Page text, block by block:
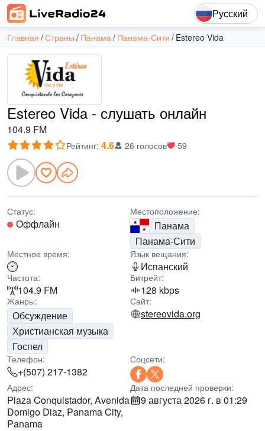
Русский
Главная Страны Панама Панама-Сити Estereo Vida
Estereo Vida - слушать онлайн
104.9 FM
Рейтинг: 4.6 26 голосов 59
Статус:
Оффлайн
Местоположение:
Панама
Панама-Сити
Местное время: Язык вещания:
Испанский
Частота:
104.9 FM
Битрейт:
128 kbps
Жанры:
Обсуждение
Христианская музыка
Госпел
Сайт:
stereovida.org
Телефон:
+(507) 217-1382
Соцсети:
Адрес:
Plaza Conquistador, Avenida
Domigo Diaz, Panama City,
Panama
Дата последней проверки:
9 августа 2026 г. в 01:29